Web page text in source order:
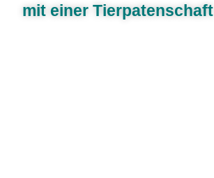
mit einer Tierpatenschaft